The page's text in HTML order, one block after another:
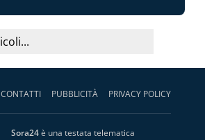
CONTATTI PUBBLICITÀ PRIVACY POLICY
Sora24è una testata telematica